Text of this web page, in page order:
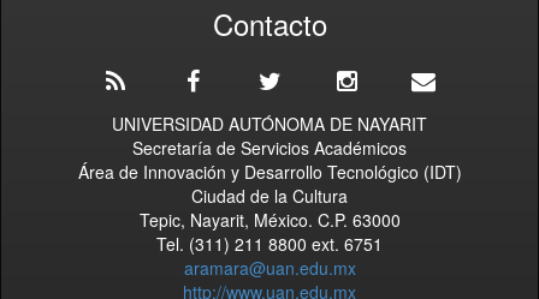
Contacto
UNIVERSIDAD AUTÓNOMA DE NAYARIT
Secretaría de Servicios Académicos
Área de Innovación y Desarrollo Tecnológico (IDT)
Ciudad de la Cultura
Tepic, Nayarit, México. C.P. 63000
Tel. (311) 211 8800 ext. 6751
aramara@uan.edu.mx
http://www.uan.edu.mx